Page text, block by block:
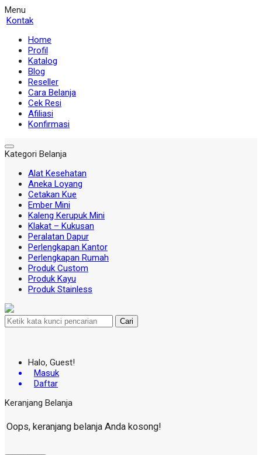
Menu
Kontak
Home
Profil
Katalog
Blog
Reseller
Cara Belanja
Cek Resi
Afiliasi
Konfirmasi
Kategori Belanja
Alat Kesehatan
Aneka Loyang
Cetakan Kue
Ember Mini
Kaleng Kerupuk Mini
Klakat – Kukusan
Peralatan Dapur
Perlengkapan Kantor
Perlengkapan Rumah
Produk Custom
Produk Kayu
Produk Stainless
Cari
Halo, Guest!
Masuk
Daftar
Keranjang Belanja
Oops, keranjang belanja Anda kosong!